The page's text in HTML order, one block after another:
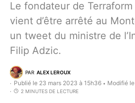
Le fondateur de Terraform
vient d’être arrêté au
un tweet du ministre de
Filip Adzic.
PAR ALEX LEROUX
Publié le 23 mars 2023 à 15h36 • Modifié
2 MINUTES DE LECTURE